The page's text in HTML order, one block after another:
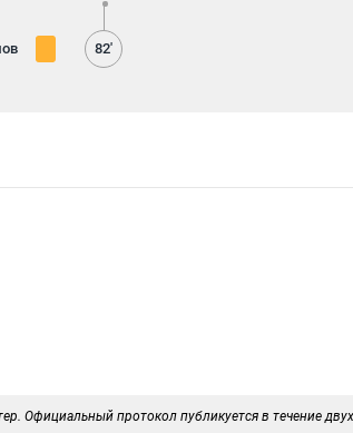
82'
Официальный протокол публикуется в течение